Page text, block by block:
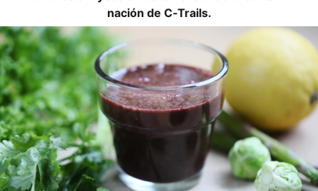
nación de C‑Trails.